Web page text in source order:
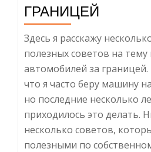
ГРАНИЦЕЙ
Здесь я расскажу
полезных советов на тему
автомобилей за границей.
что я часто беру машину
но последние несколько
приходилось это делать.
несколько советов,
полезными по